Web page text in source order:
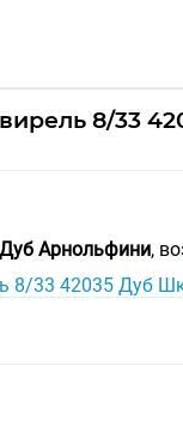
8/33
Арнольфини,
8/33 42035 Дуб